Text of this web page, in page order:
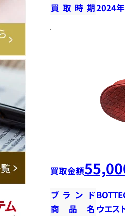
買取時期2024
買取金額
ブランド
商品名 ウエス